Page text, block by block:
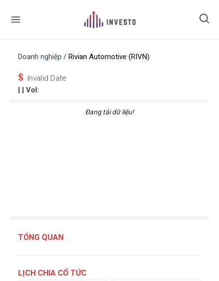
Doanh nghiệp / Rivian Automotive (RIVN)
$ Invalid Date
| | Vol:
Đang tải dữ liệu!
TỔNG QUAN
LỊCH CHIA CỔ TỨC